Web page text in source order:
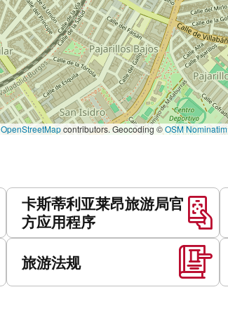
OpenStreetMapcontributors. Geocoding ©OSM Nominatim
卡斯蒂利亚莱昂旅游局官
方应用程序
旅游法规